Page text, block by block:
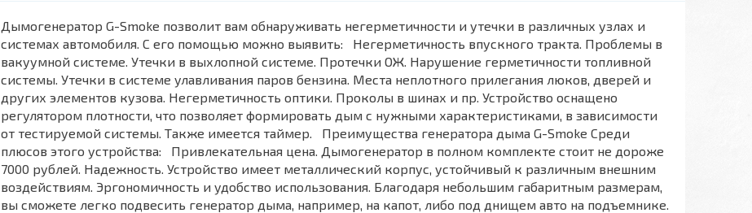
Дымогенератор G-Smoke позволит вам обнаруживать негерметичности и утечки в различных узлах и
системах автомобиля. С его помощью можно выявить: Негерметичность впускного тракта. Проблемы в
вакуумной системе. Утечки в выхлопной системе. Протечки ОЖ. Нарушение герметичности топливной
системы. Утечки в системе улавливания паров бензина. Места неплотного прилегания люков, дверей и
других элементов кузова. Негерметичность оптики. Проколы в шинах и пр. Устройство оснащено
регулятором плотности, что позволяет формировать дым с нужными характеристиками, в зависимости
от тестируемой системы. Также имеется таймер. Преимущества генератора дыма G-Smoke Среди
плюсов этого устройства: Привлекательная цена. Дымогенератор в полном комплекте стоит не дороже
7000 рублей. Надежность. Устройство имеет металлический корпус, устойчивый к различным внешним
воздействиям. Эргономичность и удобство использования. Благодаря небольшим габаритным размерам,
вы сможете легко подвесить генератор дыма, например, на капот, либо под днищем авто на подъемнике.